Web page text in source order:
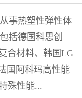
事热塑性弹性体
括德国科思创
合材料、韩国LG
国阿科玛高性能
殊性能...